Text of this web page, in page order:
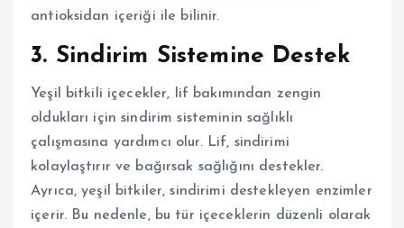
antioksidan içeriği ile bilinir.
3. Sindirim Sistemine Destek
Yeşil bitkili içecekler, lif bakımından zengin
oldukları için sindirim sisteminin sağlıklı
çalışmasına yardımcı olur. Lif, sindirimi
kolaylaştırır ve bağırsak sağlığını destekler.
Ayrıca, yeşil bitkiler, sindirimi destekleyen enzimler
içerir. Bu nedenle, bu tür içeceklerin düzenli olarak